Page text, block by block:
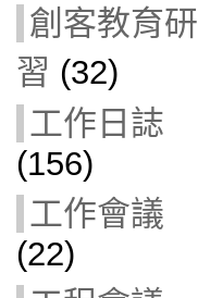
創客教育研
習 (32)
工作日誌
(156)
工作會議
(22)